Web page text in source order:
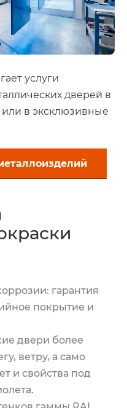
услуги
дверей в
или в эксклюзивные
гарантия
покрытие и
двери более
ветру, а само
и свойства под